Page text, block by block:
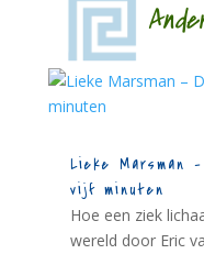
Andere
Lieke Marsman
vijf minuten
Hoe een ziek
wereld door Eric